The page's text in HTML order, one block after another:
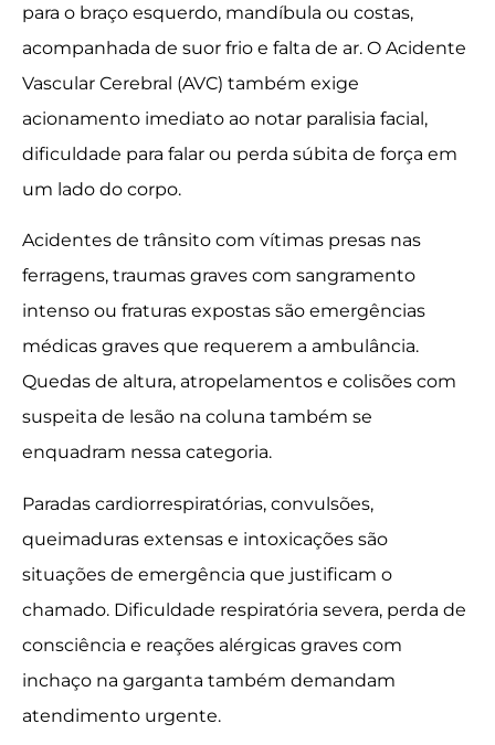
para o braço esquerdo, mandíbula ou costas,
acompanhada de suor frio e falta de ar. O Acidente
Vascular Cerebral (AVC) também exige
acionamento imediato ao notar paralisia facial,
dificuldade para falar ou perda súbita de força em
um lado do corpo.
Acidentes de trânsito com vítimas presas nas
ferragens, traumas graves com sangramento
intenso ou fraturas expostas são emergências
médicas graves que requerem a ambulância.
Quedas de altura, atropelamentos e colisões com
suspeita de lesão na coluna também se
enquadram nessa categoria.
Paradas cardiorrespiratórias, convulsões,
queimaduras extensas e intoxicações são
situações de emergência que justificam o
chamado. Dificuldade respiratória severa, perda de
consciência e reações alérgicas graves com
inchaço na garganta também demandam
atendimento urgente.